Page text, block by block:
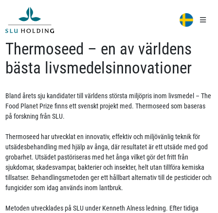
Thermoseed – en av världens
bästa livsmedelsinnovationer
Bland årets sju kandidater till världens största miljöpris inom livsmedel – The
Food Planet Prize finns ett svenskt projekt med. Thermoseed som baseras
på forskning från SLU.
Thermoseed har utvecklat en innovativ, effektiv och miljövänlig teknik för
utsädesbehandling med hjälp av ånga, där resultatet är ett utsäde med god
grobarhet. Utsädet pastöriseras med het ånga vilket gör det fritt från
sjukdomar, skadesvampar, bakterier och insekter, helt utan tillföra kemiska
tillsatser. Behandlingsmetoden ger ett hållbart alternativ till de pesticider och
fungicider som idag används inom lantbruk.
Metoden utvecklades på SLU under Kenneth Alness ledning. Efter tidiga